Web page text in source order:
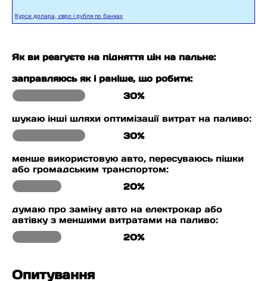
Курси долара, євро і рубля по банках
Як ви реагуєте на підняття цін на пальне:
заправляюсь як і раніше, що робити:
30%
шукаю інші шляхи оптимізації витрат на паливо:
30%
менше використовую авто, пересуваюсь пішки
або громадським транспортом:
20%
думаю про заміну авто на електрокар або
автівку з меншими витратами на паливо:
20%
Опитування